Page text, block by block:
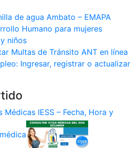
de agua Ambato – EMAPA
Humano para mujeres
niños
Multas de Tránsito ANT en línea
Ingresar, registrar o actualizar
Médicas IESS – Fecha, Hora y